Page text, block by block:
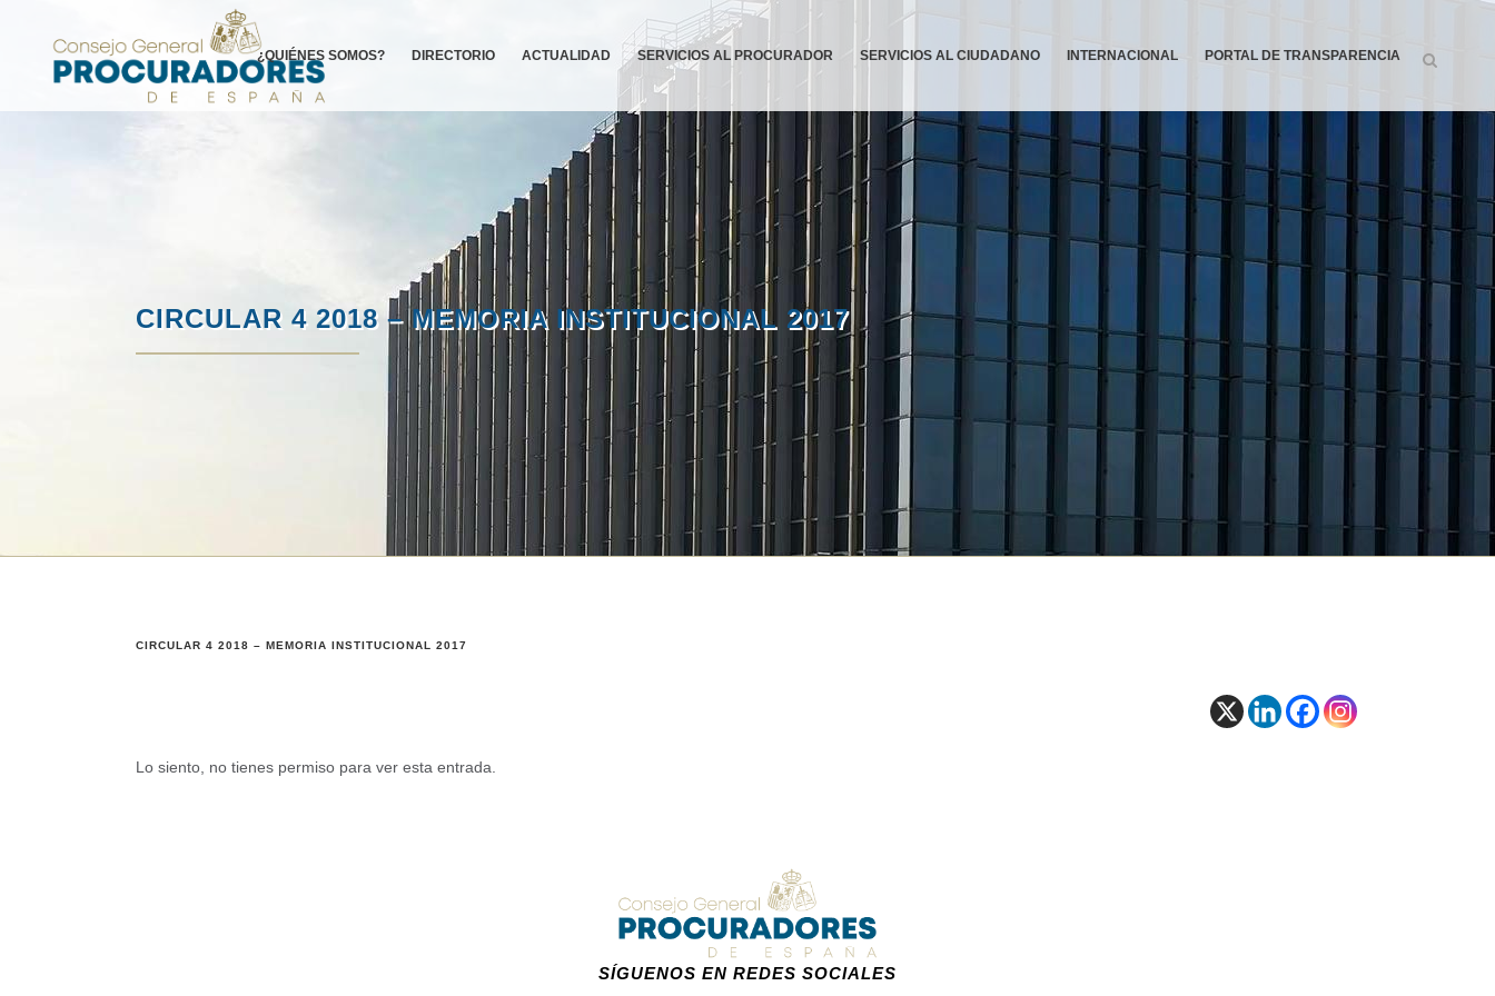
¿QUIÉNES SOMOS? DIRECTORIO ACTUALIDAD SERVICIOS AL PROCURADOR SERVICIOS AL CIUDADANO INTERNACIONAL PORTAL DE TRANSPARENCIA
CIRCULAR 4 2018 – MEMORIA INSTITUCIONAL 2017
CIRCULAR 4 2018 – MEMORIA INSTITUCIONAL 2017
Lo siento, no tienes permiso para ver esta entrada.
SÍGUENOS EN REDES SOCIALES